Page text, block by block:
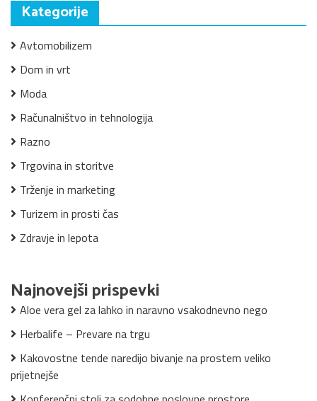
Kategorije
Avtomobilizem
Dom in vrt
Moda
Računalništvo in tehnologija
Razno
Trgovina in storitve
Trženje in marketing
Turizem in prosti čas
Zdravje in lepota
Najnovejši prispevki
Aloe vera gel za lahko in naravno vsakodnevno nego
Herbalife – Prevare na trgu
Kakovostne tende naredijo bivanje na prostem veliko
prijetnejše